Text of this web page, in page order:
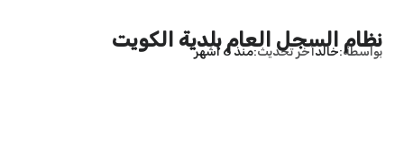
نظام السجل العام بلدية الكويت
بواسطة خالدآخر تحديث منذ 6 أشهر